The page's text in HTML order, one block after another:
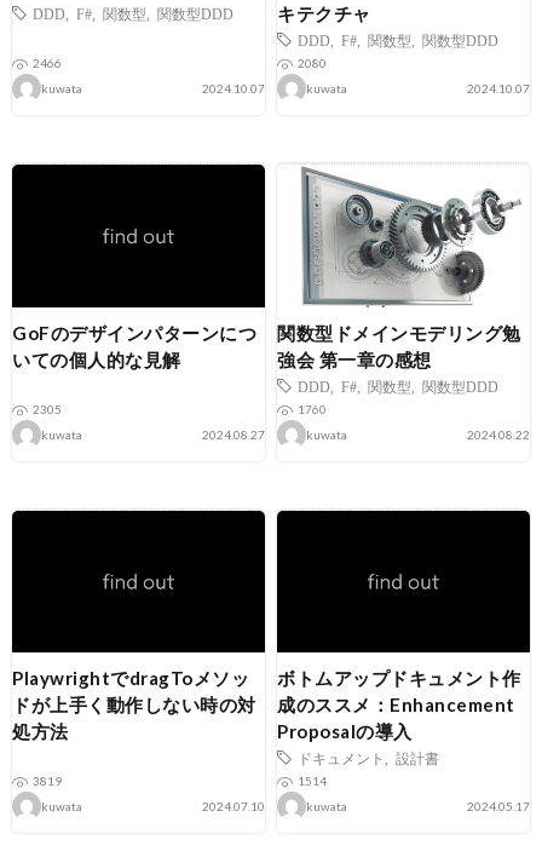
DDD F# 関数型 関数型DDD
2466
kuwata
2024.10.07
キテクチャ
DDD F# 関数型
関数型DDD
2080
kuwata
2024.10.07
GoFのデザインパターンにつ
いての個人的な見解
2305
kuwata
2024.08.27
関数型ドメインモデリング勉
強会 第一章の感想
DDD F# 関数型
関数型DDD
1760
kuwata
2024.08.22
PlaywrightでdragToメソッ
ドが上手く動作しない時の対
処方法
3819
kuwata
2024.07.10
ボトムアップドキュメント作
成のススメ：Enhancement
Proposalの導入
ドキュメント
設計書
1514
kuwata
2024.05.17